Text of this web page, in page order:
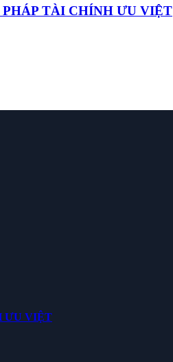
TÀI CHÍNH ƯU VIỆT
ƯU VIỆT